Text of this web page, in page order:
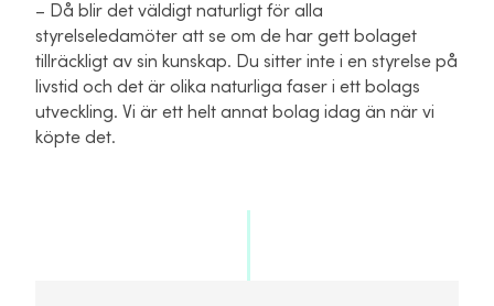
– Då blir det väldigt naturligt för alla
styrelseledamöter att se om de har gett bolaget
tillräckligt av sin kunskap. Du sitter inte i en styrelse på
livstid och det är olika naturliga faser i ett bolags
utveckling. Vi är ett helt annat bolag idag än när vi
köpte det.